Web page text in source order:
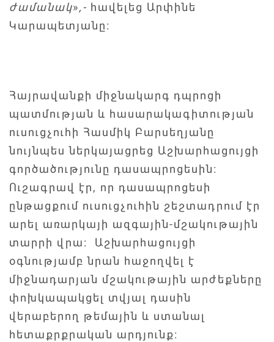
ժամանակ»,- հավելեց Արփինե
Կարապետյանը:
Հայրավանքի միջնակարգ դպրոցի
պատմության և հասարակագիտության
ուսուցչուհի Հասմիկ Բարսեղյանը
նույնպես ներկայացրեց Աշխարհացույցի
գործածությունը դասապրոցեսին:
Ուշագրավ էր, որ դասապրոցեսի
ընթացքում ուսուցչուհին շեշտադրում էր
արել առարկայի ազգային-մշակութային
տարրի վրա: Աշխարհացույցի
օգնությամբ նրան հաջողվել է
միջնադարյան մշակութային արժեքները
փոխկապակցել տվյալ դասին
վերաբերող թեմային և ստանալ
հետաքրքրական արդյունք: